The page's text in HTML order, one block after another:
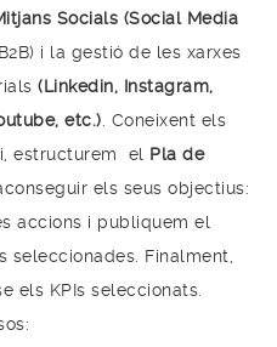
Socials (Social Media
i la gestió de les xarxes
(Linkedin, Instagram,
etc.). Coneixent els
estructurem el Pla de
els seus objectius:
accions i publiquem el
seleccionades. Finalment,
els KPIs seleccionats.